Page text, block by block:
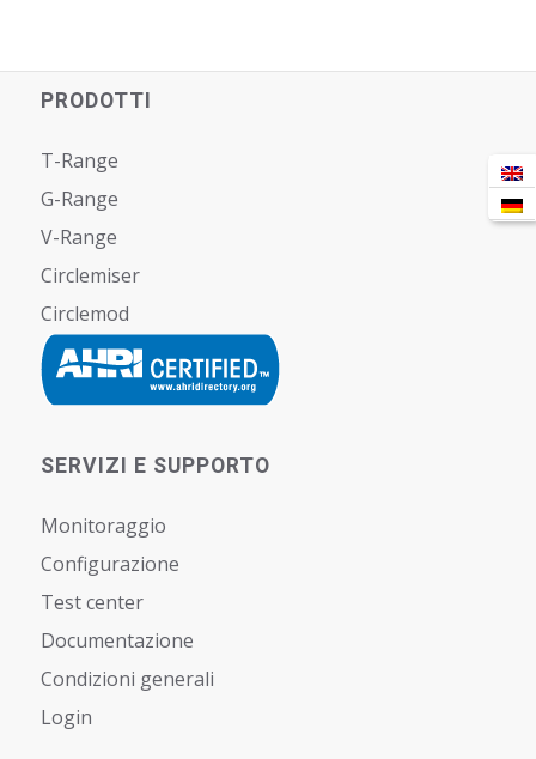
PRODOTTI
T-Range
G-Range
V-Range
Circlemiser
Circlemod
SERVIZI E SUPPORTO
Monitoraggio
Configurazione
Test center
Documentazione
Condizioni generali
Login